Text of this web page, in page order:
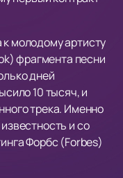
молодому артисту
фрагмента песни
дней
10 тысяч, и
трека. Именно
и со
Форбс (Forbes)